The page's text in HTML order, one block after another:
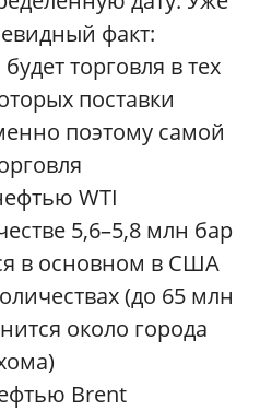
факт:
торговля в тех
поставки
поэтому самой
WTI
5,6–5,8 млн бар
в основном в США
(до 65 млн
около города
Brent